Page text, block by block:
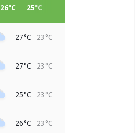
26°C 25°C
27°C 23°C
27°C 23°C
25°C 23°C
26°C 23°C